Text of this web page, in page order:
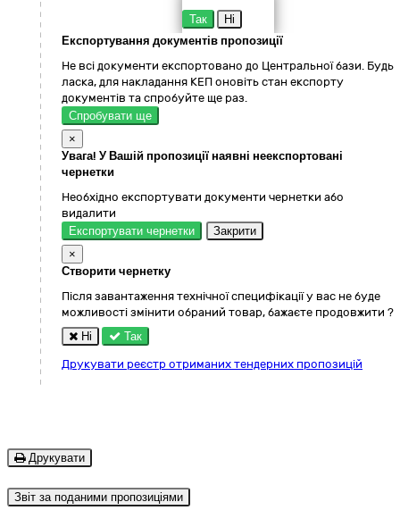
Так
Ні
Експортування документів пропозиції
Не всі документи експортовано до Центральної бази. Будь
ласка, для накладання КЕП оновіть стан експорту
документів та спробуйте ще раз.
Спробувати ще
×
Увага! У Вашій пропозиції наявні неекспортовані
чернетки
Необхідно експортувати документи чернетки або
видалити
Експортувати чернетки
Закрити
×
Створити чернетку
Після завантаження технічної специфікації у вас не буде
можливості змінити обраний товар, бажаєте продовжити ?
Ні
Так
Друкувати реєстр отриманих тендерних пропозицій
Друкувати
Звіт за поданими пропозиціями